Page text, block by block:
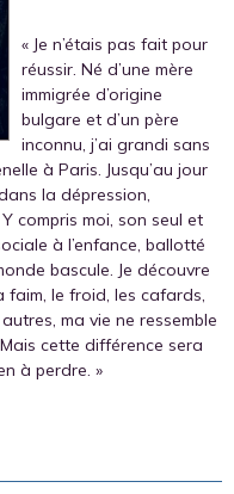
« Je n’étais pas fait pour
réussir. Né d’une mère
immigrée d’origine
bulgare et d’un père
inconnu, j’ai grandi sans
à Paris. Jusqu’au jour
la dépression,
compris moi, son seul et
à l’enfance, ballotté
bascule. Je découvre
faim, le froid, les cafards,
ma vie ne ressemble
cette différence sera
à perdre. »